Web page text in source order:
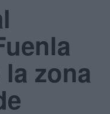
zona